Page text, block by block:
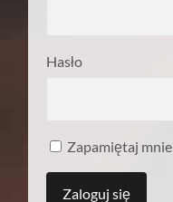
Hasło
Zapamiętaj mnie